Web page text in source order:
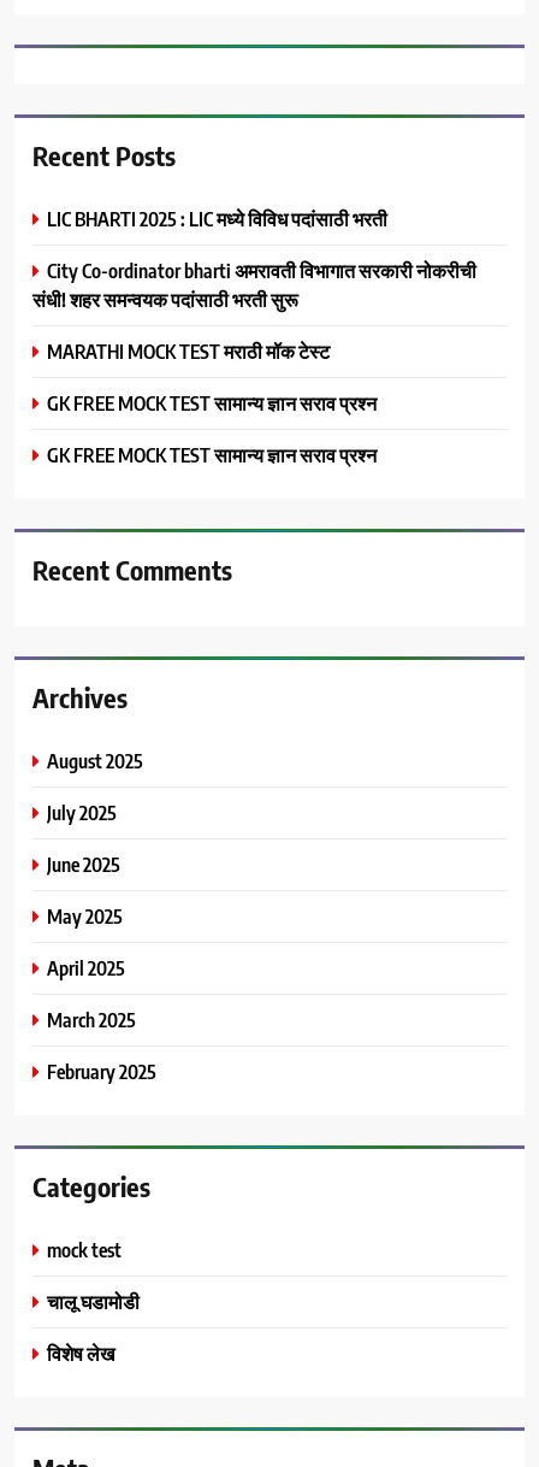
Recent Posts
LIC BHARTI 2025 : LIC मध्ये विविध पदांसाठी भरती
City Co-ordinator bharti अमरावती विभागात सरकारी नोकरीची
संधी! शहर समन्वयक पदांसाठी भरती सुरू
MARATHI MOCK TEST मराठी मॉक टेस्ट
GK FREE MOCK TEST सामान्य ज्ञान सराव प्रश्न
GK FREE MOCK TEST सामान्य ज्ञान सराव प्रश्न
Recent Comments
Archives
August 2025
July 2025
June 2025
May 2025
April 2025
March 2025
February 2025
Categories
mock test
चालू घडामोडी
विशेष लेख